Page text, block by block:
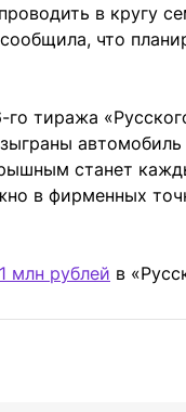
в кругу
что
тиража
автомобиль
станет
в фирменных
1 млн рублей в